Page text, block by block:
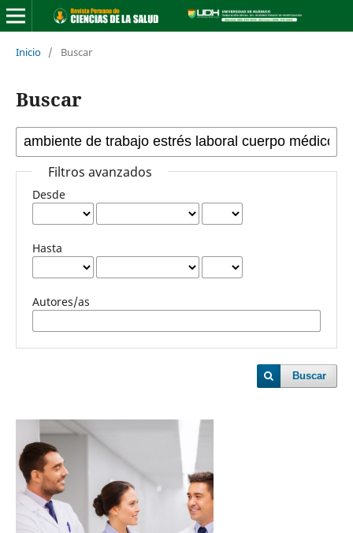
Inicio / Buscar
Buscar
Filtros avanzados
Desde
Hasta
Autores/as
Buscar